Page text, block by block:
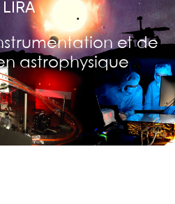
LIRA
et de
astrophysique